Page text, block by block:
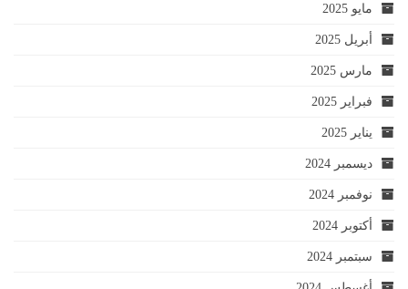
مايو 2025
أبريل 2025
مارس 2025
فبراير 2025
يناير 2025
ديسمبر 2024
نوفمبر 2024
أكتوبر 2024
سبتمبر 2024